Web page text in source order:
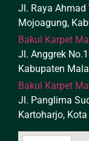
Jl. Raya Ahmad
Mojoagung,
Bakul Karpet
Jl. Anggrek
Kabupaten
Bakul Karpet
Jl. Panglima
Kartoharjo,